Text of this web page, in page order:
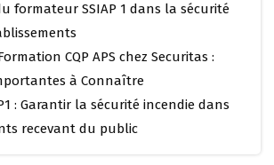
formateur SSIAP 1 dans la sécurité
CQP APS chez Securitas :
à Connaître
: Garantir la sécurité incendie dans
recevant du public